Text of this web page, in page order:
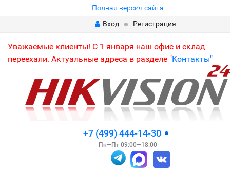
Полная версия сайта
Вход
Регистрация
Уважаемые клиенты! С 1 января наш офис и склад
переехали. Актуальные адреса в разделе "Контакты"
+7 (499) 444-14-30
Пн—Пт 09:00—18:00